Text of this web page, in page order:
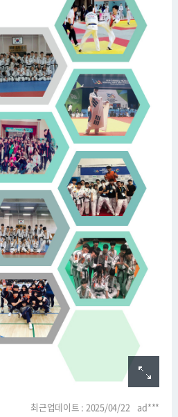
최근업데이트 : 2025/04/22 ad***